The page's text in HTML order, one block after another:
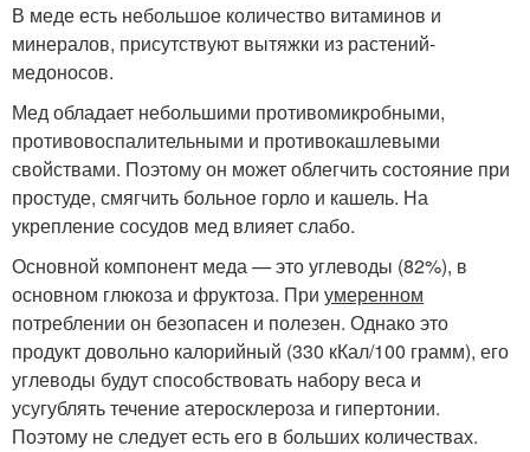
В меде есть небольшое количество витаминов и
минералов, присутствуют вытяжки из растений-
медоносов.
Мед обладает небольшими противомикробными,
противовоспалительными и противокашлевыми
свойствами. Поэтому он может облегчить состояние при
простуде, смягчить больное горло и кашель. На
укрепление сосудов мед влияет слабо.
Основной компонент меда — это углеводы (82%), в
основном глюкоза и фруктоза. При умеренном
потреблении он безопасен и полезен. Однако это
продукт довольно калорийный (330 кКал/100 грамм), его
углеводы будут способствовать набору веса и
усугублять течение атеросклероза и гипертонии.
Поэтому не следует есть его в больших количествах.